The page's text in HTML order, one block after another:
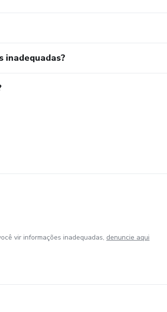
inadequadas?
vir informações inadequadas, denuncie aqui